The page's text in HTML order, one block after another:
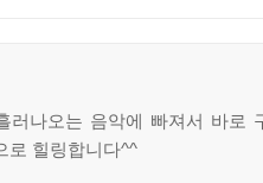
러나오는 음악에 빠져서 바로
로 힐링합니다^^